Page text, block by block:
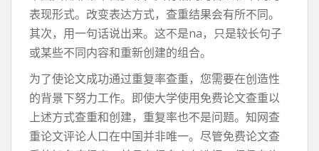
表现形式。改变表达方式，查重结果会有所不同。
其次，用一句话说出来。这不是na，只是较长句子
或某些不同内容和重新创建的组合。
为了使论文成功通过重复率查重，您需要在创造性
的背景下努力工作。即使大学使用免费论文查重以
上述方式查重和创建，重复率也不是问题。知网查
重论文评论人口在中国并非唯一。尽管免费论文查